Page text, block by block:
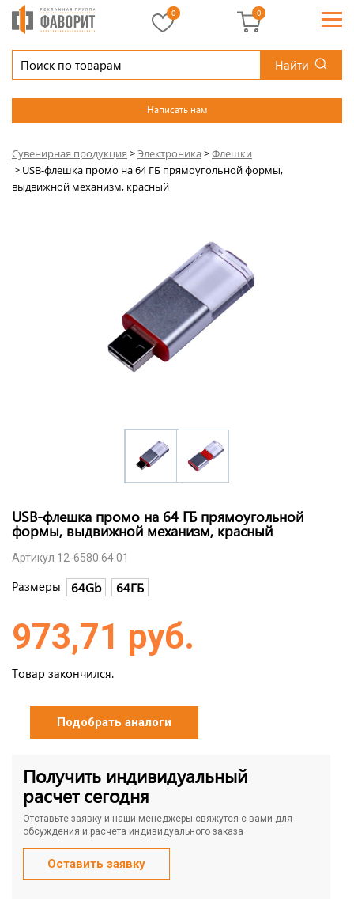
Найти
Написать нам
0 0
Сувенирная продукция >Электроника>Флешки
> USB-флешка промо на 64 ГБ прямоугольной формы,
выдвижной механизм, красный
USB-флешка промо на 64 ГБ прямоугольной
формы, выдвижной механизм, красный
Артикул 12-6580.64.01
Размеры 64Gb 64ГБ
973,71 руб.
Товар закончился.
Подобрать аналоги
Получить индивидуальный
расчет сегодня
Отставьте заявку и наши менеджеры свяжутся с вами для
обсуждения и расчета индивидуального заказа
Оставить заявку